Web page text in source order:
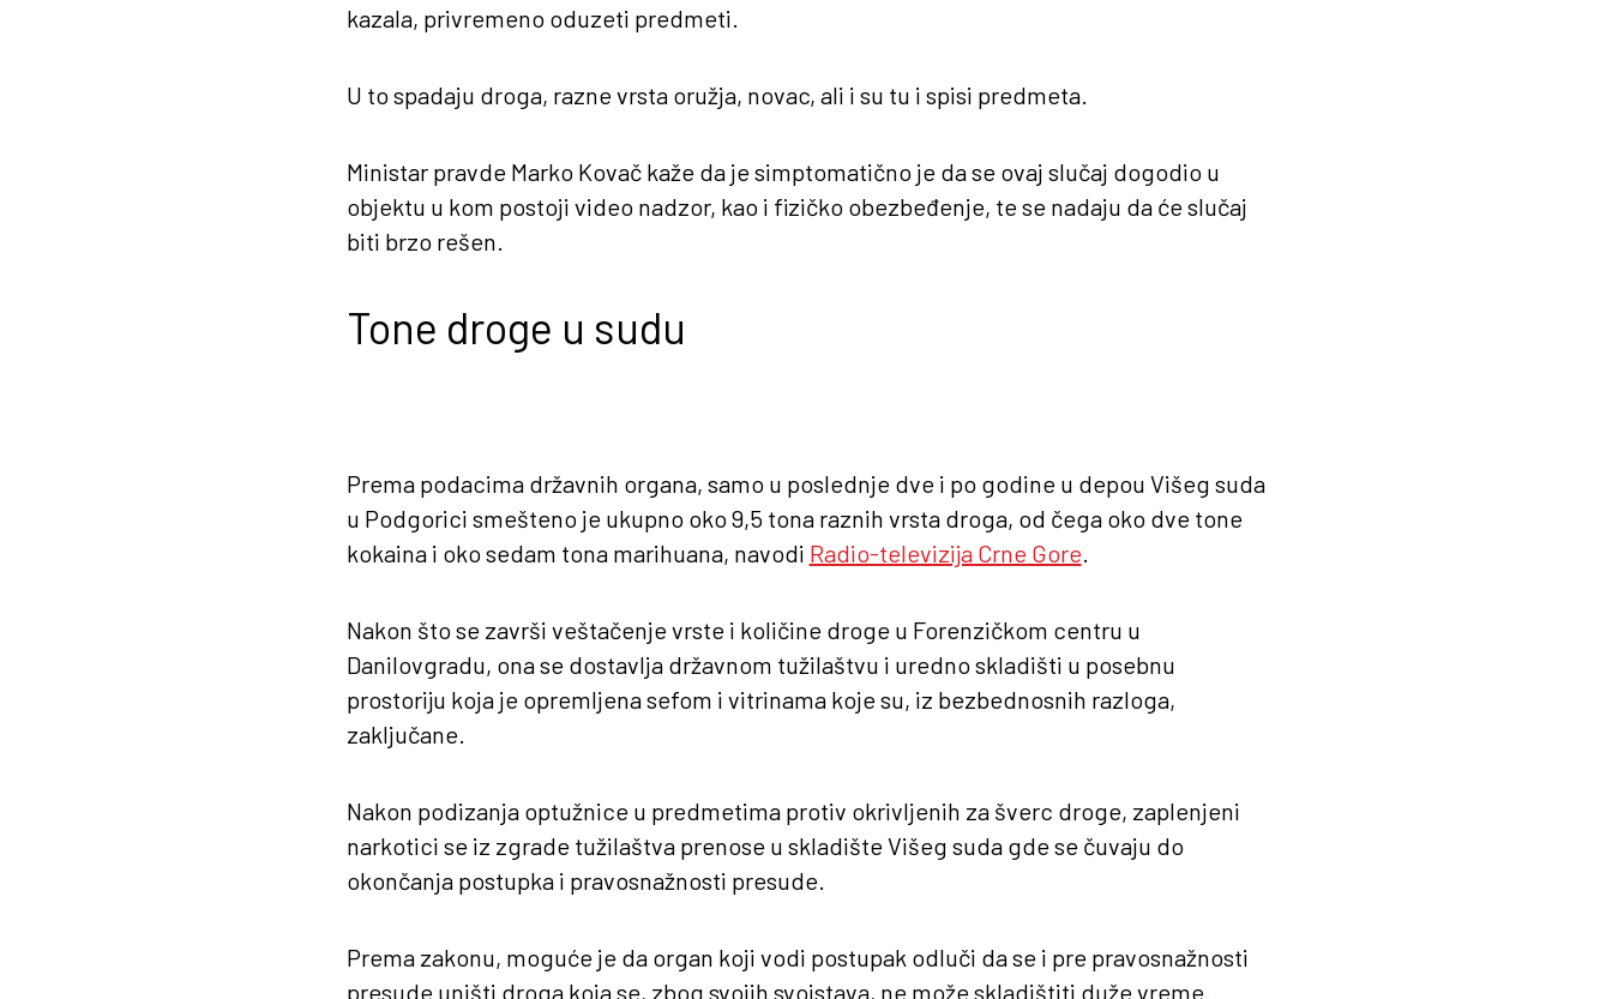
kazala, privremeno oduzeti predmeti.
U to spadaju droga, razne vrsta oružja, novac, ali i su tu i spisi predmeta.
Ministar pravde Marko Kovač kaže da je simptomatično je da se ovaj slučaj dogodio u
objektu u kom postoji video nadzor, kao i fizičko obezbeđenje, te se nadaju da će slučaj
biti brzo rešen.
Tone droge u sudu
Prema podacima državnih organa, samo u poslednje dve i po godine u depou Višeg suda
u Podgorici smešteno je ukupno oko 9,5 tona raznih vrsta droga, od čega oko dve tone
kokaina i oko sedam tona marihuana, navodi Radio-televizija Crne Gore.
Nakon što se završi veštačenje vrste i količine droge u Forenzičkom centru u
Danilovgradu, ona se dostavlja državnom tužilaštvu i uredno skladišti u posebnu
prostoriju koja je opremljena sefom i vitrinama koje su, iz bezbednosnih razloga,
zaključane.
Nakon podizanja optužnice u predmetima protiv okrivljenih za šverc droge, zaplenjeni
narkotici se iz zgrade tužilaštva prenose u skladište Višeg suda gde se čuvaju do
okončanja postupka i pravosnažnosti presude.
Prema zakonu, moguće je da organ koji vodi postupak odluči da se i pre pravosnažnosti
presude uništi droga koja se, zbog svojih svojstava, ne može skladištiti duže vreme.